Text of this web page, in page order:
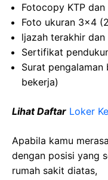
Fotocopy KTP dan
Foto ukuran 3×4
ljazah terakhir dan
Sertifikat
Surat
bekerja)
Lihat Daftar Loker
Apabila kamu
dengan posisi yang
rumah sakit diatas,